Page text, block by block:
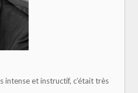
intense et instructif, c’était très